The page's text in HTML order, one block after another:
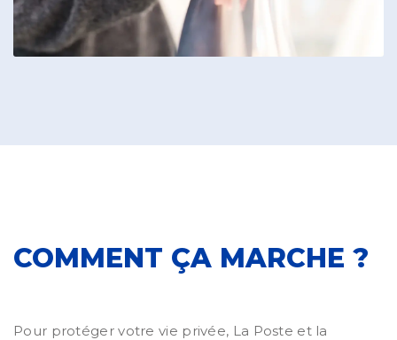
COMMENT ÇA MARCHE ?
Pour protéger votre vie privée, La Poste et la